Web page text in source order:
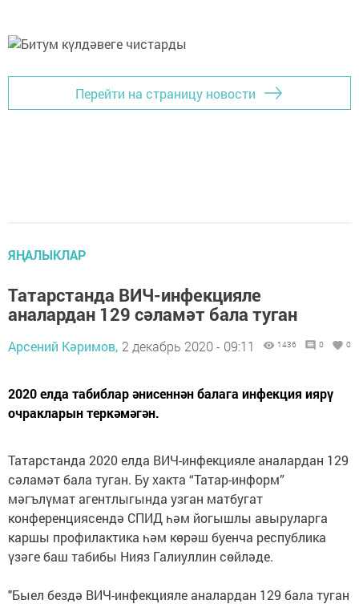
Перейти на страницу новости
ЯҢАЛЫКЛАР
Татарстанда ВИЧ-инфекцияле
аналардан 129 сәламәт бала туган
Арсений Кәримов, 2 декабрь 2020 - 09:11 1436 0 0
2020 елда табиблар әнисеннән балага инфекция иярү
очракларын теркәмәгән.
Татарстанда 2020 елда ВИЧ-инфекцияле аналардан 129
сәламәт бала туган. Бу хакта “Татар-информ”
мәгълүмат агентлыгында узган матбугат
конференциясендә СПИД һәм йогышлы авыруларга
каршы профилактика һәм көрәш буенча республика
үзәге баш табибы Нияз Галиуллин сөйләде.
"Быел бездә ВИЧ-инфекцияле аналардан 129 бала туган